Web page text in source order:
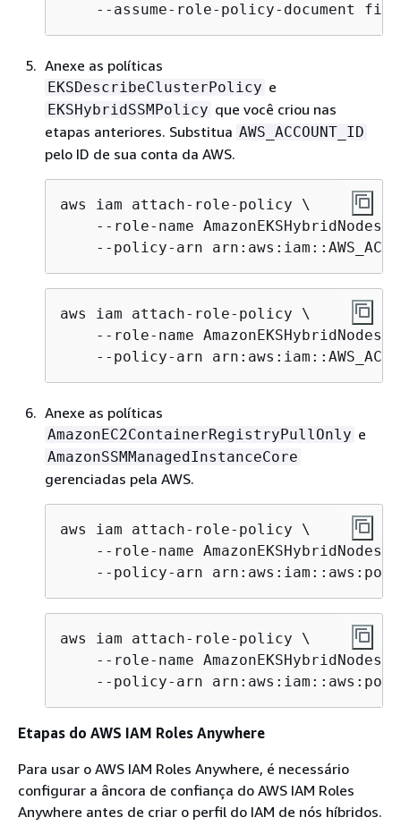
--assume-role-policy-document
Anexe as políticas
EKSDescribeClusterPolicy e
EKSHybridSSMPolicy que você criou nas
etapas anteriores. Substitua AWS_ACCOUNT_ID
pelo ID de sua conta da AWS.
aws iam attach-role-policy \
--role-name
--policy-arn
aws iam attach-role-policy \
--role-name
--policy-arn
Anexe as políticas
AmazonEC2ContainerRegistryPullOnly e
AmazonSSMManagedInstanceCore
gerenciadas pela AWS.
aws iam attach-role-policy \
--role-name
--policy-arn
aws iam attach-role-policy \
--role-name
--policy-arn
Etapas do AWS IAM Roles Anywhere
Para usar o AWS IAM Roles Anywhere, é necessário
configurar a âncora de confiança do AWS IAM Roles
Anywhere antes de criar o perfil do IAM de nós híbridos.